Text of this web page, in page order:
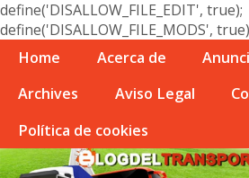
define('DISALLOW_FILE_EDIT', true);
define('DISALLOW_FILE_MODS',
Home
Acerca de
Archives
Aviso Legal
Polí­tica de cookies